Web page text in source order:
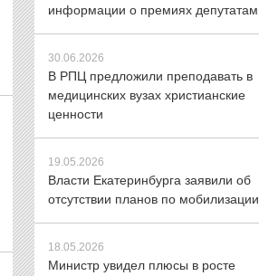
информации о премиях депутатам
30.06.2026
В РПЦ предложили преподавать в
медицинских вузах христианские
ценности
19.05.2026
Власти Екатеринбурга заявили об
отсутствии планов по мобилизации
18.05.2026
Министр увидел плюсы в росте